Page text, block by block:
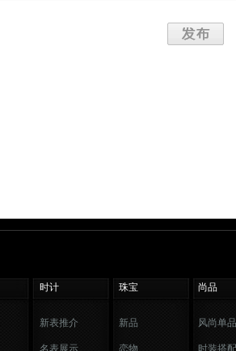
时计 珠宝 尚品
新表推介
名表展示
新品
恋物
风尚单品
时装搭配